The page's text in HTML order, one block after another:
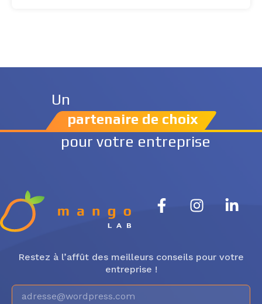
Un
partenaire de choix
pour votre entreprise
Restez à l’affût des meilleurs conseils pour votre
entreprise !